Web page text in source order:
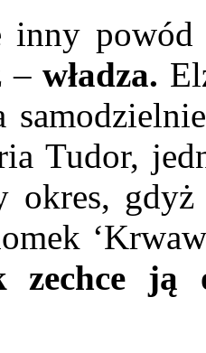
inny powód
–władza.
Tudor,
okres, gdyż
zechce